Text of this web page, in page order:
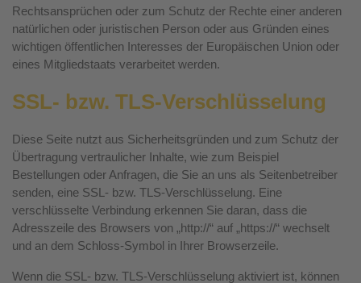
Rechtsansprüchen oder zum Schutz der Rechte einer anderen
natürlichen oder juristischen Person oder aus Gründen eines
wichtigen öffentlichen Interesses der Europäischen Union oder
eines Mitgliedstaats verarbeitet werden.
SSL- bzw. TLS-Verschlüsselung
Diese Seite nutzt aus Sicherheitsgründen und zum Schutz der
Übertragung vertraulicher Inhalte, wie zum Beispiel
Bestellungen oder Anfragen, die Sie an uns als Seitenbetreiber
senden, eine SSL- bzw. TLS-Verschlüsselung. Eine
verschlüsselte Verbindung erkennen Sie daran, dass die
Adresszeile des Browsers von „http://“ auf „https://“ wechselt
und an dem Schloss-Symbol in Ihrer Browserzeile.
Wenn die SSL- bzw. TLS-Verschlüsselung aktiviert ist, können